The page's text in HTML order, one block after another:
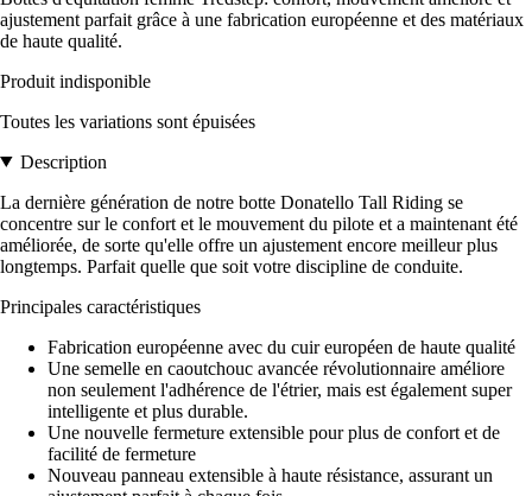
ajustement parfait grâce à une fabrication européenne et des matériaux
de haute qualité.
Produit indisponible
Toutes les variations sont épuisées
Description
La dernière génération de notre botte Donatello Tall Riding se
concentre sur le confort et le mouvement du pilote et a maintenant été
améliorée, de sorte qu'elle offre un ajustement encore meilleur plus
longtemps. Parfait quelle que soit votre discipline de conduite.
Principales caractéristiques
Fabrication européenne avec du cuir européen de haute qualité
Une semelle en caoutchouc avancée révolutionnaire améliore
non seulement l'adhérence de l'étrier, mais est également super
intelligente et plus durable.
Une nouvelle fermeture extensible pour plus de confort et de
facilité de fermeture
Nouveau panneau extensible à haute résistance, assurant un